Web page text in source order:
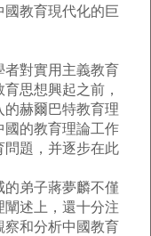
國教育現代化的巨
對實用主義教育
思想興起之前，
的赫爾巴特教育理
國的教育理論工作
問題，并逐步在此
弟子蔣夢麟不僅
述上，還十分注
察和分析中國教育